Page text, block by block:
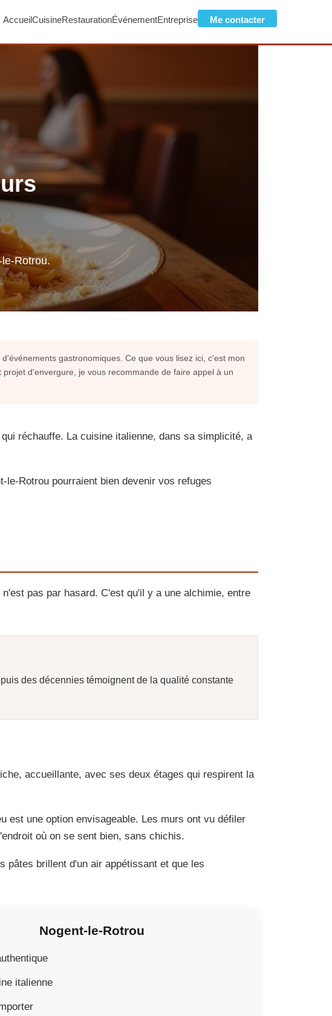
AccueilCuisineRestaurationÉvénementEntreprise Me contacter
Rotrou.
gastronomiques. Ce que vous lisez ici, c'est mon
d'envergure, je vous recommande de faire appel à un
réchauffe. La cuisine italienne, dans sa simplicité, a
le-Rotrou pourraient bien devenir vos refuges
pas par hasard. C'est qu'il y a une alchimie, entre
des décennies témoignent de la qualité constante
accueillante, avec ses deux étages qui respirent la
est une option envisageable. Les murs ont vu défiler
où on se sent bien, sans chichis.
pâtes brillent d'un air appétissant et que les
Nogent-le-Rotrou
italienne